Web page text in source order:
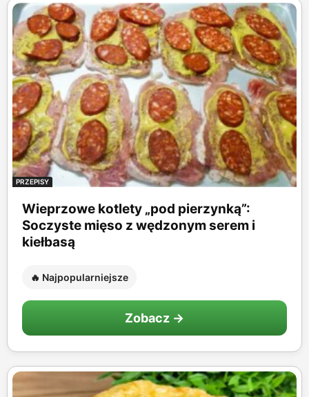
PRZEPISY
Wieprzowe kotlety „pod pierzynką”:
Soczyste mięso z wędzonym serem i
kiełbasą
🔥 Najpopularniejsze
Zobacz →